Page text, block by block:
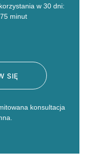
w 30 dni:
minut
konsultacja
SIĘ